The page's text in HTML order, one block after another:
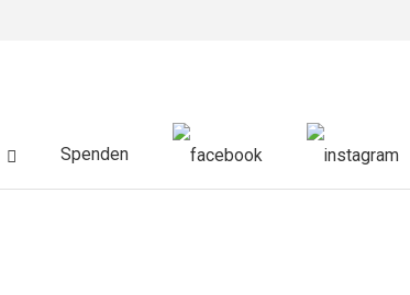
Spenden